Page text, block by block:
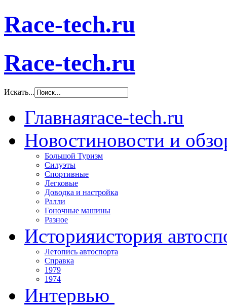
Race-tech.ru
Race-tech.ru
Искать...
Главнаяrace-tech.ru
Новостиновости и
Большой Туризм
Силуэты
Спортивные
Легковые
Доводка и настройка
Ралли
Гоночные машины
Разное
Историяистория
Летопись автоспорта
Справка
1979
1974
Интервью